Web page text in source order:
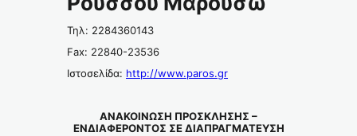
Τηλ: 2284360143
Fax: 22840-23536
Ιστοσελίδα: http://www.paros.gr
ΑΝΑΚΟΙΝΩΣΗ ΠΡΟΣΚΛΗΣΗΣ –
ΕΝΔΙΑΦΕΡΟΝΤΟΣ ΣΕ ΔΙΑΠΡΑΓΜΑΤΕΥΣΗ